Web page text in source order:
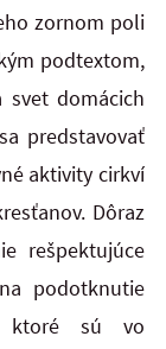
zornom poli
podtextom,
domácich
predstavovať
aktivity cirkví
Dôraz
rešpektujúce
podotknutie
ktoré sú vo